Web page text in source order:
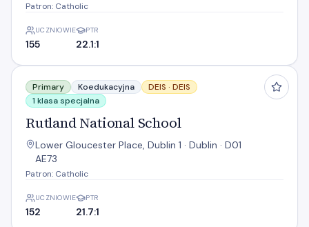
Patron: Catholic
UCZNIOWIE
155
PTR
22.1:1
Rutland National School
Primary Koedukacyjna DEIS · DEIS
1 klasa specjalna
Rutland National School
Lower Gloucester Place, Dublin 1 · Dublin · D01
AE73
Patron: Catholic
UCZNIOWIE
152
PTR
21.7:1